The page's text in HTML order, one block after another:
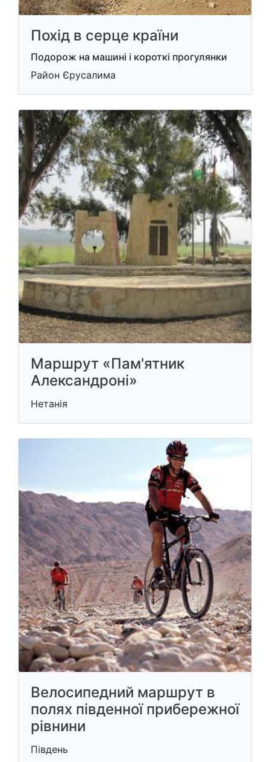
Похід в серце країни
Подорож на машині і короткі прогулянки
Район Єрусалима
Маршрут «Пам'ятник
Александроні»
Нетанія
Велосипедний маршрут в
полях південної прибережної
рівнини
Південь